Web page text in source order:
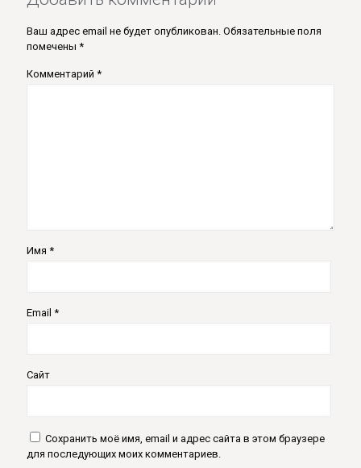
Ваш адрес email не будет опубликован. Обязательные поля
помечены *
Комментарий *
Имя *
Email *
Сайт
Сохранить моё имя, email и адрес сайта в этом браузере
для последующих моих комментариев.